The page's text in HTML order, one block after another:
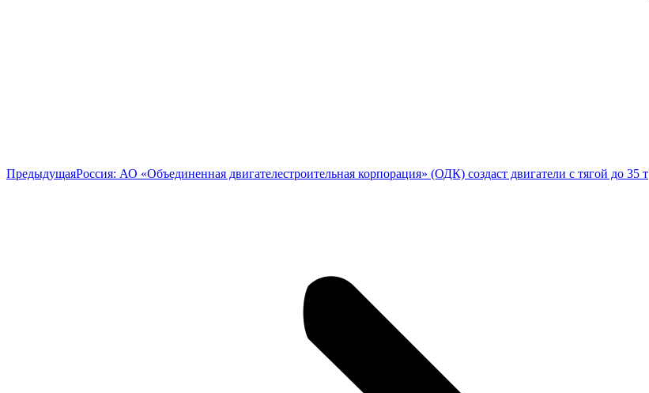
ПредыдущаяПредыдущая
Россия: АО «Объединенная двигателестроительная корпорация» (ОДК) создаст двигатели с тягой до 35 т